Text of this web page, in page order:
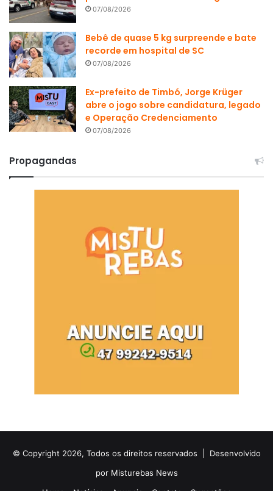
07/08/2026
Bebê de quase 5 kg surpreende e bate
recorde em hospital de SC
07/08/2026
Ex-prefeito de Timbó, Jorge Krüger
abre o jogo sobre candidatura, legado
e Operação Credenciamento
07/08/2026
Propagandas
© Copyright 2026, Todos os direitos reservados | Desenvolvido
por Misturebas News